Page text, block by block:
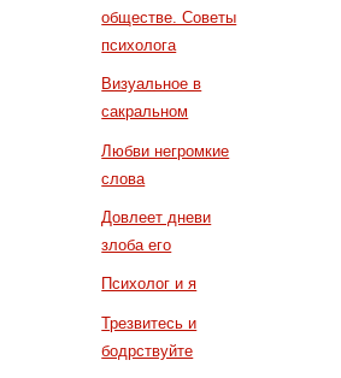
обществе. Советы
психолога
Визуальное в
сакральном
Любви негромкие
слова
Довлеет дневи
злоба его
Психолог и я
Трезвитесь и
бодрствуйте